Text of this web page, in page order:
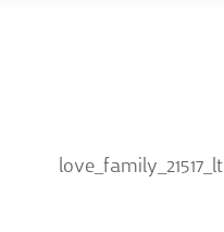
love_family_21517_lt